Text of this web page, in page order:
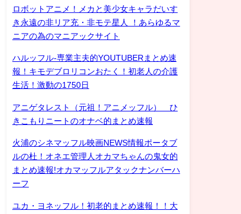
ロボットアニメ！メカと美少女キャラだいす
き永遠の非リア充・非モテ星人 ！あらゆるマ
ニアの為のマニアックサイト
ハルッフル-専業主夫的YOUTUBERまとめ速
報！キモデブロリコンおたく！初老人の介護
生活！激動の1750日
アニゲタレスト（元祖！アニメッフル） ひ
きこもりニートのオナベ的まとめ速報
火浦のシネマッフル映画NEWS情報ポータブ
ルの杜！オネエ管理人オカマちゃんの鬼女的
まとめ速報!オカマッフルアタックナンバーハ
ーフ
ユカ・ヨネッフル！初老的まとめ速報！！大